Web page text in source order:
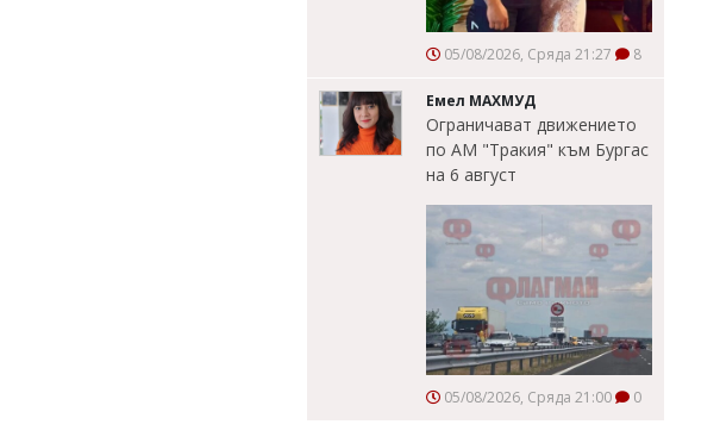
05/08/2026, Сряда 21:27 8
Емел МАХМУД
Ограничават движението
по АМ "Тракия" към Бургас
на 6 август
05/08/2026, Сряда 21:00 0